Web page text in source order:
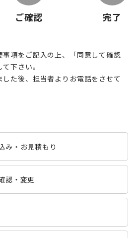
ご確認 完了
項をご記入の上、「同意して確認
下さい。
た後、担当者よりお電話をさせて
み・お見積もり
認・変更